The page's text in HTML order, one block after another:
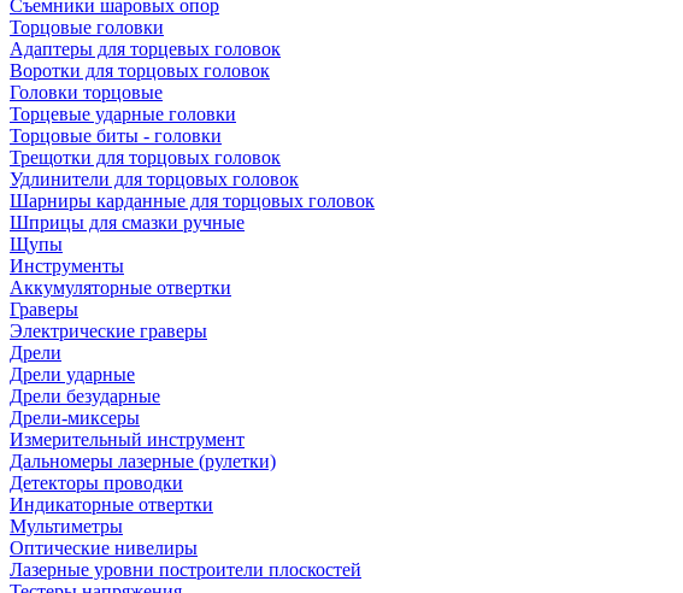
Съемники шаровых опор
Торцовые головки
Адаптеры для торцевых головок
Воротки для торцовых головок
Головки торцовые
Торцевые ударные головки
Торцовые биты - головки
Трещотки для торцовых головок
Удлинители для торцовых головок
Шарниры карданные для торцовых головок
Шприцы для смазки ручные
Щупы
Инструменты
Аккумуляторные отвертки
Граверы
Электрические граверы
Дрели
Дрели ударные
Дрели безударные
Дрели-миксеры
Измерительный инструмент
Дальномеры лазерные (рулетки)
Детекторы проводки
Индикаторные отвертки
Мультиметры
Оптические нивелиры
Лазерные уровни построители плоскостей